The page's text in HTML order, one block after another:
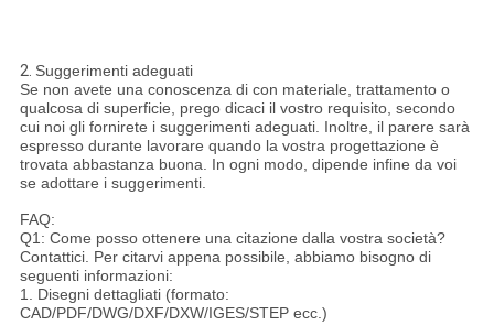
2. Suggerimenti adeguati
Se non avete una conoscenza di con materiale, trattamento o
qualcosa di superficie, prego dicaci il vostro requisito, secondo
cui noi gli fornirete i suggerimenti adeguati. Inoltre, il parere sarà
espresso durante lavorare quando la vostra progettazione è
trovata abbastanza buona. In ogni modo, dipende infine da voi
se adottare i suggerimenti.
FAQ:
Q1: Come posso ottenere una citazione dalla vostra società?
Contattici. Per citarvi appena possibile, abbiamo bisogno di
seguenti informazioni:
1. Disegni dettagliati (formato:
CAD/PDF/DWG/DXF/DXW/IGES/STEP ecc.)